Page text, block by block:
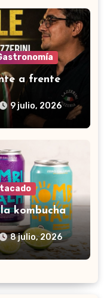
a frente
9 julio, 2026
kombucha
8 julio, 2026